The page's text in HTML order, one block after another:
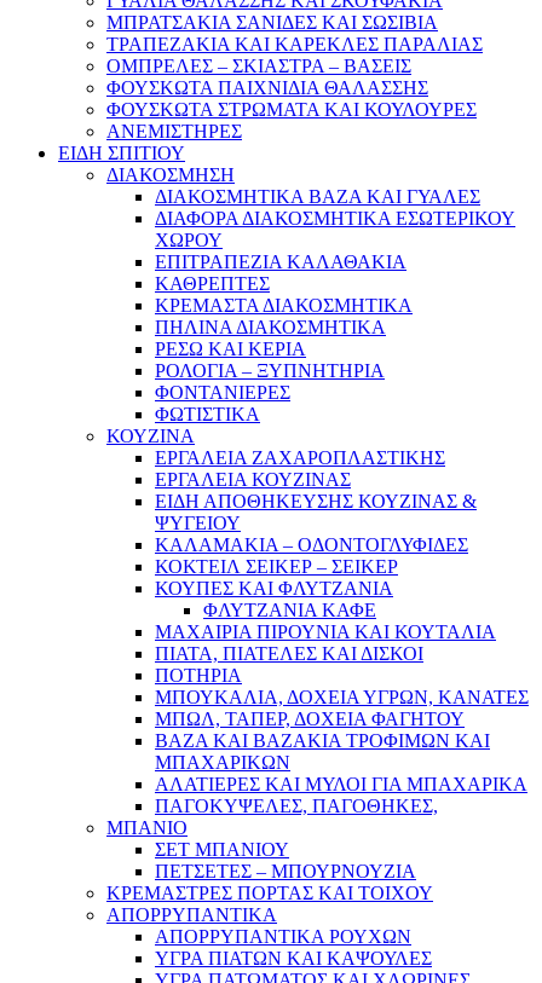
ΜΠΡΑΤΣΑΚΙΑ ΣΑΝΙΔΕΣ ΚΑΙ ΣΩΣΙΒΙΑ
ΤΡΑΠΕΖΑΚΙΑ ΚΑΙ ΚΑΡΕΚΛΕΣ ΠΑΡΑΛΙΑΣ
ΟΜΠΡΕΛΕΣ – ΣΚΙΑΣΤΡΑ – ΒΑΣΕΙΣ
ΦΟΥΣΚΩΤΑ ΠΑΙΧΝΙΔΙΑ ΘΑΛΑΣΣΗΣ
ΦΟΥΣΚΩΤΑ ΣΤΡΩΜΑΤΑ ΚΑΙ ΚΟΥΛΟΥΡΕΣ
ΑΝΕΜΙΣΤΗΡΕΣ
ΕΙΔΗ ΣΠΙΤΙΟΥ
ΔΙΑΚΟΣΜΗΣΗ
ΔΙΑΚΟΣΜΗΤΙΚΑ ΒΑΖΑ ΚΑΙ ΓΥΑΛΕΣ
ΔΙΑΦΟΡΑ ΔΙΑΚΟΣΜΗΤΙΚΑ ΕΣΩΤΕΡΙΚΟΥ
ΧΩΡΟΥ
ΕΠΙΤΡΑΠΕΖΙΑ ΚΑΛΑΘΑΚΙΑ
ΚΑΘΡΕΠΤΕΣ
ΚΡΕΜΑΣΤΑ ΔΙΑΚΟΣΜΗΤΙΚΑ
ΠΗΛΙΝΑ ΔΙΑΚΟΣΜΗΤΙΚΑ
ΡΕΣΩ ΚΑΙ ΚΕΡΙΑ
ΡΟΛΟΓΙΑ – ΞΥΠΝΗΤΗΡΙΑ
ΦΟΝΤΑΝΙΕΡΕΣ
ΦΩΤΙΣΤΙΚΑ
ΚΟΥΖΙΝΑ
ΕΡΓΑΛΕΙΑ ΖΑΧΑΡΟΠΛΑΣΤΙΚΗΣ
ΕΡΓΑΛΕΙΑ ΚΟΥΖΙΝΑΣ
ΕΙΔΗ ΑΠΟΘΗΚΕΥΣΗΣ ΚΟΥΖΙΝΑΣ &
ΨΥΓΕΙΟΥ
ΚΑΛΑΜΑΚΙΑ – ΟΔΟΝΤΟΓΛΥΦΙΔΕΣ
ΚΟΚΤΕΙΛ ΣΕΙΚΕΡ – ΣΕΙΚΕΡ
ΚΟΥΠΕΣ ΚΑΙ ΦΛΥΤΖΑΝΙΑ
ΦΛΥΤΖΑΝΙΑ ΚΑΦΕ
ΜΑΧΑΙΡΙΑ ΠΙΡΟΥΝΙΑ ΚΑΙ ΚΟΥΤΑΛΙΑ
ΠΙΑΤΑ, ΠΙΑΤΕΛΕΣ ΚΑΙ ΔΙΣΚΟΙ
ΠΟΤΗΡΙΑ
ΜΠΟΥΚΑΛΙΑ, ΔΟΧΕΙΑ ΥΓΡΩΝ, ΚΑΝΑΤΕΣ
ΜΠΩΛ, ΤΑΠΕΡ, ΔΟΧΕΙΑ ΦΑΓΗΤΟΥ
ΒΑΖΑ ΚΑΙ ΒΑΖΑΚΙΑ ΤΡΟΦΙΜΩΝ ΚΑΙ
ΜΠΑΧΑΡΙΚΩΝ
ΑΛΑΤΙΕΡΕΣ ΚΑΙ ΜΥΛΟΙ ΓΙΑ ΜΠΑΧΑΡΙΚΑ
ΠΑΓΟΚΥΨΕΛΕΣ, ΠΑΓΟΘΗΚΕΣ,
ΜΠΑΝΙΟ
ΣΕΤ ΜΠΑΝΙΟΥ
ΠΕΤΣΕΤΕΣ – ΜΠΟΥΡΝΟΥΖΙΑ
ΚΡΕΜΑΣΤΡΕΣ ΠΟΡΤΑΣ ΚΑΙ ΤΟΙΧΟΥ
ΑΠΟΡΡΥΠΑΝΤΙΚΑ
ΑΠΟΡΡΥΠΑΝΤΙΚΑ ΡΟΥΧΩΝ
ΥΓΡΑ ΠΙΑΤΩΝ ΚΑΙ ΚΑΨΟΥΛΕΣ